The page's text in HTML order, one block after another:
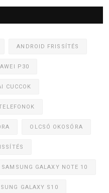
ANDROID FRISSÍTÉS
P30
CUCCOK
OLCSÓ OKOSÓRA
SAMSUNG GALAXY NOTE 10
GALAXY S10